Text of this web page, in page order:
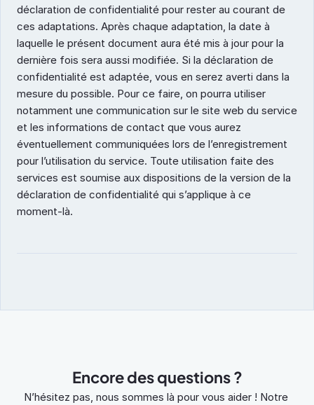
déclaration de confidentialité pour rester au courant de
ces adaptations. Après chaque adaptation, la date à
laquelle le présent document aura été mis à jour pour la
dernière fois sera aussi modifiée. Si la déclaration de
confidentialité est adaptée, vous en serez averti dans la
mesure du possible. Pour ce faire, on pourra utiliser
notamment une communication sur le site web du service
et les informations de contact que vous aurez
éventuellement communiquées lors de l’enregistrement
pour l’utilisation du service. Toute utilisation faite des
services est soumise aux dispositions de la version de la
déclaration de confidentialité qui s’applique à ce
moment-là.
Encore des questions ?
N’hésitez pas, nous sommes là pour vous aider ! Notre